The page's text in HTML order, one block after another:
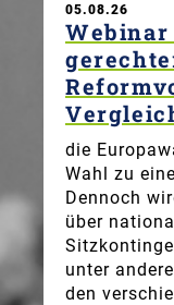
05.08.26
Webinar
die
Wahl zu
Dennoch
über
unter
den